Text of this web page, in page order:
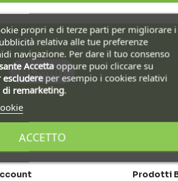
policy.
ISCRIVITI
Prodotti
propri e di terze parti per migliorare i
relativa alle tue preferenze
navigazione. Per dare il tuo consenso
Accettaoppure puoi cliccare su
escludereper esempio i cookies relativi
di remarketing.
ACCETTO